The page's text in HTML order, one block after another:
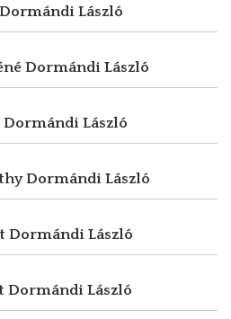
Dormándi László
Dormándi László
Dormándi László
Dormándi László
Dormándi László
Dormándi László